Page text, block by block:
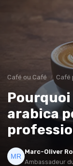
Café ou Café Café
arabica
Marc-Oliver
Ambassadeur